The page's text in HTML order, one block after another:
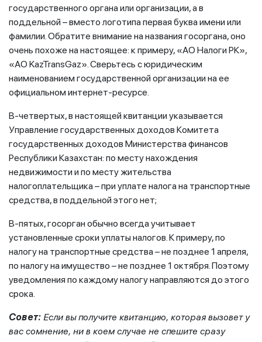
государственного органа или организации, а в
поддельной – вместо логотипа первая буква имени или
фамилии. Обратите внимание на названия госоргана, оно
очень похоже на настоящее: к примеру, «АО Налоги РК»,
«АО KazTransGaz». Сверьтесь с юридическим
наименованием государственной организации на ее
официальном интернет-ресурсе.
В-четвертых, в настоящей квитанции указывается
Управление государственных доходов Комитета
государственных доходов Министерства финансов
Республики Казахстан: по месту нахождения
недвижимости и по месту жительства
налогоплательщика – при уплате налога на транспортные
средства, в поддельной этого нет;
В-пятых, госорган обычно всегда учитывает
установленные сроки уплаты налогов. К примеру, по
налогу на транспортные средства – не позднее 1 апреля,
по налогу на имущество – не позднее 1 октября. Поэтому
уведомления по каждому налогу направляются до этого
срока.
Совет: Если вы получите квитанцию, которая вызовет у
вас сомнение, ни в коем случае не спешите сразу